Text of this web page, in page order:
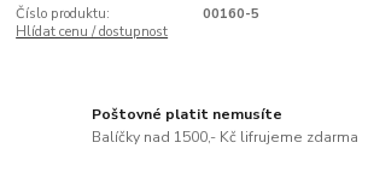
Číslo produktu:
00160-5
Hlídat cenu / dostupnost
Poštovné platit nemusíte
Balíčky nad 1500,- Kč lifrujeme zdarma